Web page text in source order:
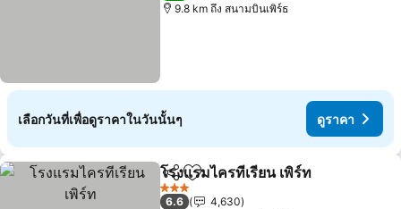
9.8 km ถึง สนามบินเพิร์ธ
เลือกวันที่เพื่อดูราคาในวันนั้นๆ ดูราคา
แชร์ เพิ่มในรายการโปรด
โรงแรมไครทีเรียน เพิร์ท
3 ดาว
6.6
4,630